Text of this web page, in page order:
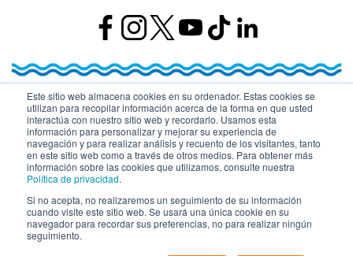
Este sitio web almacena cookies en su ordenador. Estas cookies se
utilizan para recopilar información acerca de la forma en que usted
interactúa con nuestro sitio web y recordarlo. Usamos esta
información para personalizar y mejorar su experiencia de
navegación y para realizar análisis y recuento de los visitantes, tanto
en este sitio web como a través de otros medios. Para obtener más
información sobre las cookies que utilizamos, consulte nuestra
Política de privacidad.
Si no acepta, no realizaremos un seguimiento de su información
cuando visite este sitio web. Se usará una única cookie en su
navegador para recordar sus preferencias, no para realizar ningún
seguimiento.
© Turismo y Planificación Costa del Sol S.L.U. Todos los Derechos
Reservados